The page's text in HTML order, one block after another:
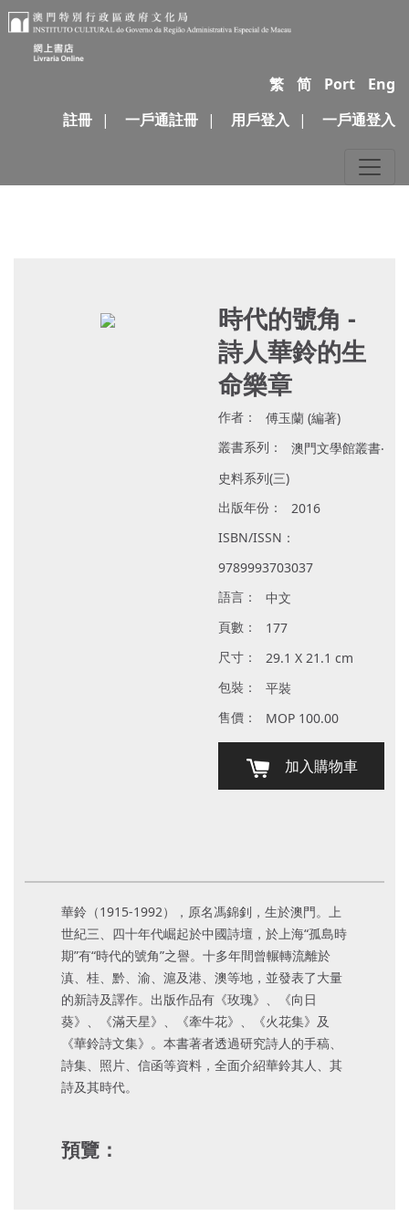
繁 简 Port
Eng
註冊
| 一戶通註冊 | 用戶登入 | 一戶通登入
時代的號角 -
詩人華鈴的生
命樂章
作者：
傅玉蘭 (編著)
叢書系列：
澳門文學館叢書‧
史料系列(三)
出版年份：
2016
ISBN/ISSN：
9789993703037
語言：
中文
頁數：
177
尺寸：
29.1 X 21.1 cm
包裝：
平裝
售價：
MOP 100.00
加入購物車
華鈴（1915-1992），原名馮錦釗，生於澳門。上
世紀三、四十年代崛起於中國詩壇，於上海“孤島時
期”有“時代的號角”之譽。十多年間曾輾轉流離於
滇、桂、黔、渝、滬及港、澳等地，並發表了大量
的新詩及譯作。出版作品有《玫瑰》、《向日
葵》、《滿天星》、《牽牛花》、《火花集》及
《華鈴詩文集》。本書著者透過研究詩人的手稿、
詩集、照片、信函等資料，全面介紹華鈴其人、其
詩及其時代。
預覽：